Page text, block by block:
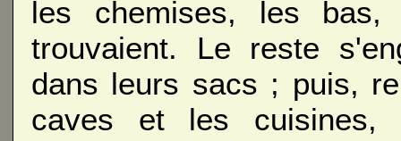
les chemises, les
trouvaient. Le reste
dans leurs sacs ; puis,
caves et les cuisines,